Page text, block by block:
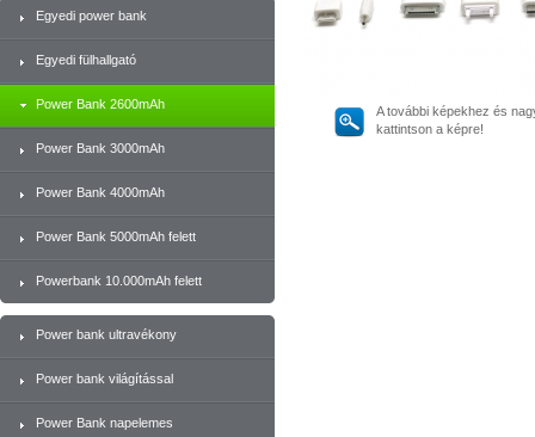
Egyedi power bank
Egyedi fülhallgató
Power Bank 2600mAh
Power Bank 3000mAh
Power Bank 4000mAh
Power Bank 5000mAh felett
Powerbank 10.000mAh felett
Power bank ultravékony
Power bank világítással
Power Bank napelemes
A további képekhez és
kattintson a képre!